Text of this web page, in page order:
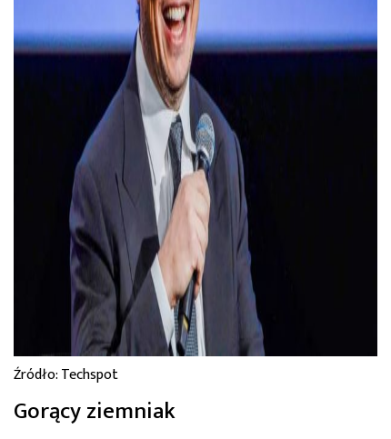
Źródło: Techspot
Gorący ziemniak